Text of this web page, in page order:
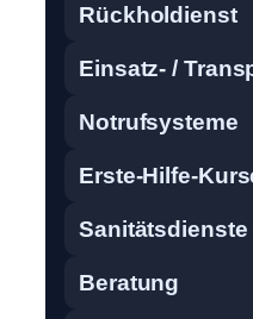
Rückholdienst
Einsatz- /
Notrufsysteme
Erste-Hilfe-
Sanitätsdienste
Beratung